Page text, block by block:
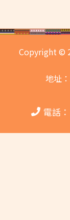
Copyright ©
地址
電話